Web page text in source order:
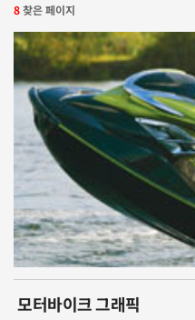
8찾은 페이지
모터바이크 그래픽